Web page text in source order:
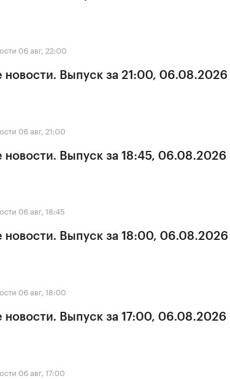
06 авг, 22:00
новости. Выпуск за 21:00, 06.08.2026
06 авг, 21:00
новости. Выпуск за 18:45, 06.08.2026
06 авг, 18:45
новости. Выпуск за 18:00, 06.08.2026
06 авг, 18:00
новости. Выпуск за 17:00, 06.08.2026
06 авг, 17:00